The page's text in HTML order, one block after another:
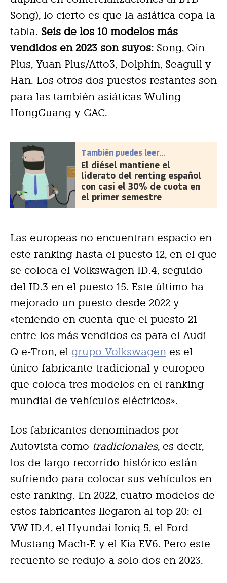
Song), lo cierto es que la asiática copa la
tabla. Seis de los 10 modelos más
vendidos en 2023 son suyos: Song, Qin
Plus, Yuan Plus/Atto3, Dolphin, Seagull y
Han. Los otros dos puestos restantes son
para las también asiáticas Wuling
HongGuang y GAC.
También puedes leer...
El diésel mantiene el
liderato del renting español
con casi el 30% de cuota en
el primer semestre
Las europeas no encuentran espacio en
este ranking hasta el puesto 12, en el que
se coloca el Volkswagen ID.4, seguido
del ID.3 en el puesto 15. Este último ha
mejorado un puesto desde 2022 y
«teniendo en cuenta que el puesto 21
entre los más vendidos es para el Audi
Q e-Tron, el grupo Volkswagen es el
único fabricante tradicional y europeo
que coloca tres modelos en el ranking
mundial de vehículos eléctricos».
Los fabricantes denominados por
Autovista como tradicionales, es decir,
los de largo recorrido histórico están
sufriendo para colocar sus vehículos en
este ranking. En 2022, cuatro modelos de
estos fabricantes llegaron al top 20: el
VW ID.4, el Hyundai Ioniq 5, el Ford
Mustang Mach-E y el Kia EV6. Pero este
recuento se redujo a solo dos en 2023.